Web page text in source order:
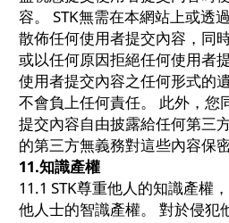
容。 STK無需在本網站上或透
散佈任何使用者提交內容，同
或以任何原因拒絕任何使用者
使用者提交內容之任何形式的
不會負上任何責任。 此外，您
提交內容自由披露給任何第三
的第三方無義務對這些內容保密
11.知識產權
11.1 STK尊重他人的知識產權
他人士的智識產權。 對於侵犯